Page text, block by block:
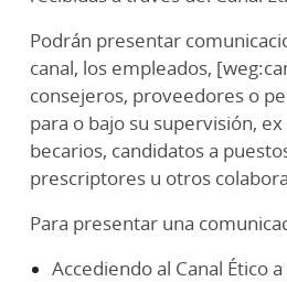
Podrán presentar
canal, los empleados,
consejeros, proveedores o
para o bajo su supervisión,
becarios, candidatos a
prescriptores u otros
Para presentar una
Accediendo al Canal Ético